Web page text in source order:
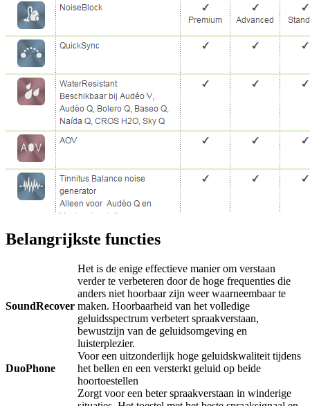
Belangrijkste functies
SoundRecover
Het is de enige effectieve manier om verstaan
verder te verbeteren door de hoge frequenties die
anders niet hoorbaar zijn weer waarneembaar te
maken. Hoorbaarheid van het volledige
geluidsspectrum verbetert spraakverstaan,
bewustzijn van de geluidsomgeving en
luisterplezier.
DuoPhone
Voor een uitzonderlijk hoge geluidskwaliteit tijdens
het bellen en een versterkt geluid op beide
hoortoestellen
Zorgt voor een beter spraakverstaan in winderige